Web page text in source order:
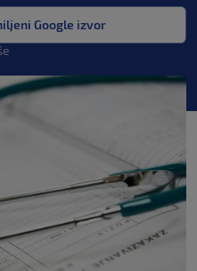
Google izvor